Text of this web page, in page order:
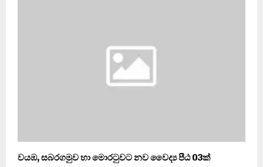
වයඹ, සබරගමුව හා මොරටුවට නව වෛද්‍ය පීඨ 03ක්